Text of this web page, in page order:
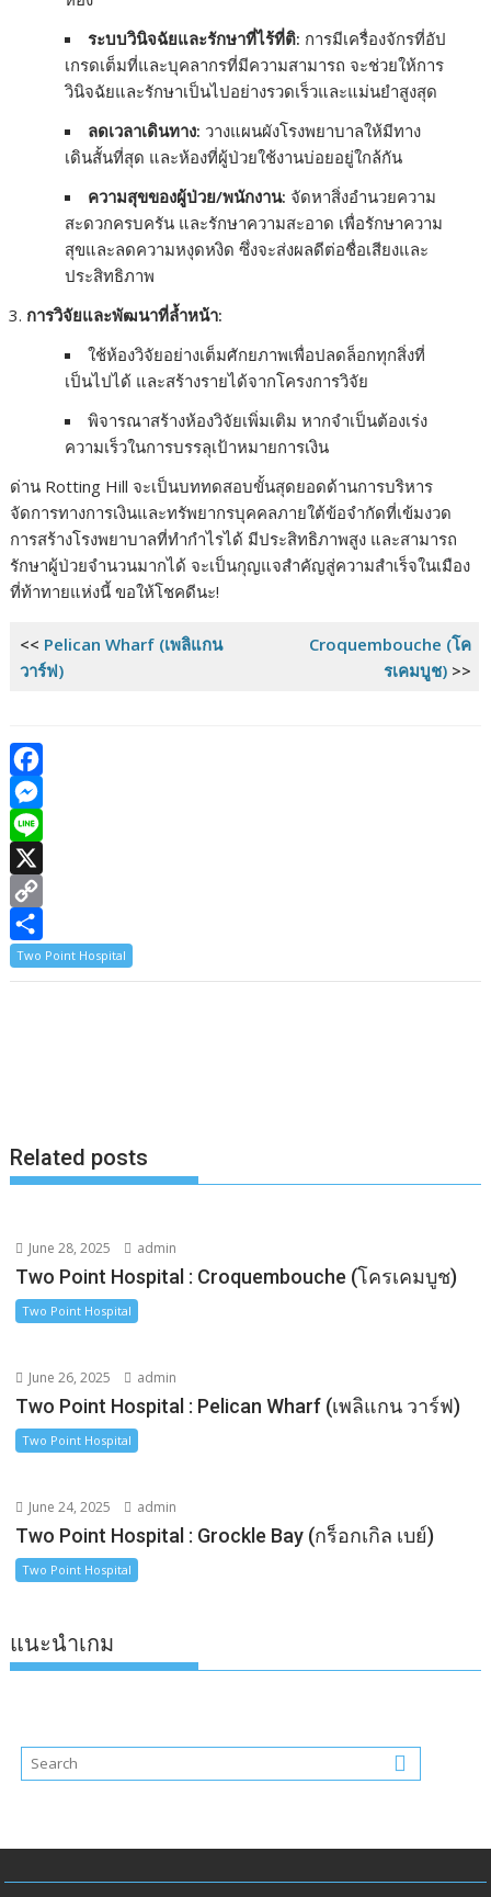
ระบบวินิจฉัยและรักษาที่ไร้ที่ติ: การมีเครื่องจักรที่อัป
เกรดเต็มที่และบุคลากรที่มีความสามารถ จะช่วยให้การ
วินิจฉัยและรักษาเป็นไปอย่างรวดเร็วและแม่นยำสูงสุด
ลดเวลาเดินทาง: วางแผนผังโรงพยาบาลให้มีทาง
เดินสั้นที่สุด และห้องที่ผู้ป่วยใช้งานบ่อยอยู่ใกล้กัน
ความสุขของผู้ป่วย/พนักงาน: จัดหาสิ่งอำนวยความ
สะดวกครบครัน และรักษาความสะอาด เพื่อรักษาความ
สุขและลดความหงุดหงิด ซึ่งจะส่งผลดีต่อชื่อเสียงและ
ประสิทธิภาพ
การวิจัยและพัฒนาที่ล้ำหน้า:
ใช้ห้องวิจัยอย่างเต็มศักยภาพเพื่อปลดล็อกทุกสิ่งที่
เป็นไปได้ และสร้างรายได้จากโครงการวิจัย
พิจารณาสร้างห้องวิจัยเพิ่มเติม หากจำเป็นต้องเร่ง
ความเร็วในการบรรลุเป้าหมายการเงิน
ด่าน Rotting Hill จะเป็นบททดสอบขั้นสุดยอดด้านการบริหาร
จัดการทางการเงินและทรัพยากรบุคคลภายใต้ข้อจำกัดที่เข้มงวด
การสร้างโรงพยาบาลที่ทำกำไรได้ มีประสิทธิภาพสูง และสามารถ
รักษาผู้ป่วยจำนวนมากได้ จะเป็นกุญแจสำคัญสู่ความสำเร็จในเมือง
ที่ท้าทายแห่งนี้ ขอให้โชคดีนะ!
<< Pelican Wharf (เพลิแกน
วาร์ฟ)
Croquembouche (โค
รเคมบูช)>>
F
a
c
e
b
o
M
e
s
s
e
L
n
e
X
C
o
k
STwo Point Hospital
Related posts
June 28, 2025 admin
Two Point Hospital : Croquembouche (โครเคมบูช)
Two Point Hospital
June 26, 2025 admin
Two Point Hospital : Pelican Wharf (เพลิแกน วาร์ฟ)
Two Point Hospital
June 24, 2025 admin
Two Point Hospital : Grockle Bay (กร็อกเกิล เบย์)
Two Point Hospital
แนะนำเกม